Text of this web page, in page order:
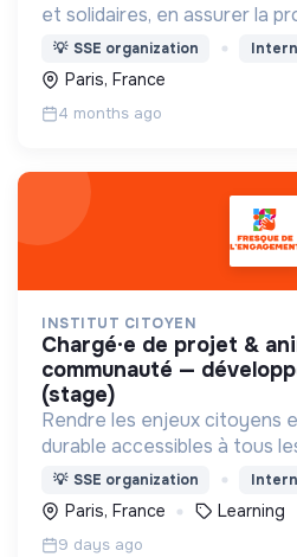
et solidaires, en assurer la
représentation auprès des
la société dans son
communauté.
💡 SSE organization
Paris, France
4 months ago
INSTITUT CITOYEN
chargé·e de projet & animation de
communauté —
(stage)
Rendre les enjeux citoyens
durable accessibles à tous
pédagogie.
💡 SSE organization
Paris, France Learning
9 days ago